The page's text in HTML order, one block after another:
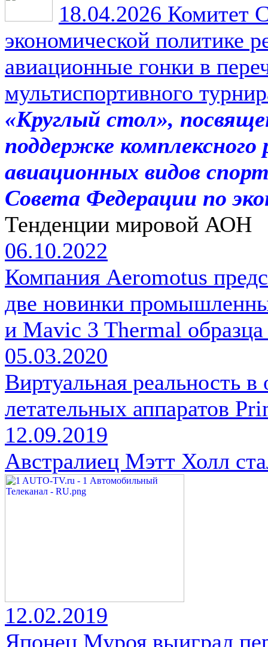
18.04.2026 Комитет
экономической политике
авиационные гонки в
мультиспортивного
«Круглый стол»,
поддержке
авиационных видов
Совета Федерации по
Тенденции мировой АОН
06.10.2022
Компания Aeromotus
две новинки
и Mavic 3 Thermal образца
05.03.2020
Виртуальная реальность
летательных аппаратов
12.09.2019
Австралиец Мэтт Холл
12.02.2019
Японец Муроя выиграл